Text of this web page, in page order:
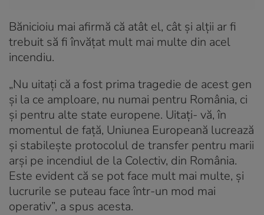
Bănicioiu mai afirmă că atât el, cât şi alţii ar fi
trebuit să fi învăţat mult mai multe din acel
incendiu.
„Nu uitaţi că a fost prima tragedie de acest gen
şi la ce amploare, nu numai pentru România, ci
şi pentru alte state europene. Uitaţi- vă, în
momentul de faţă, Uniunea Europeană lucrează
şi stabileşte protocolul de transfer pentru marii
arşi pe incendiul de la Colectiv, din România.
Este evident că se pot face mult mai multe, şi
lucrurile se puteau face într-un mod mai
operativ”, a spus acesta.